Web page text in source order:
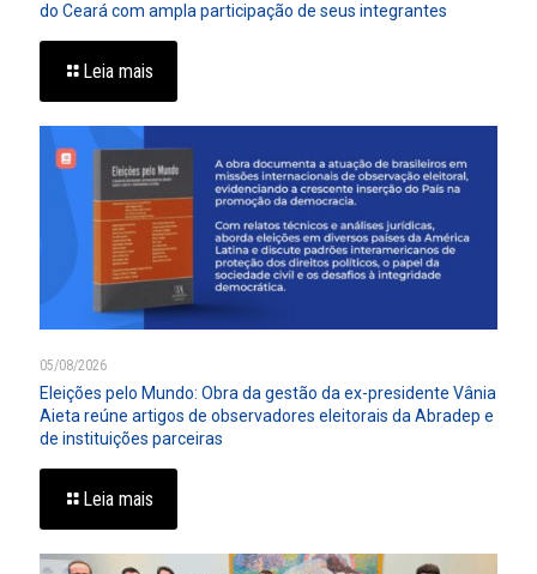
do Ceará com ampla participação de seus integrantes
Leia mais
05/08/2026
Eleições pelo Mundo: Obra da gestão da ex-presidente Vânia
Aieta reúne artigos de observadores eleitorais da Abradep e
de instituições parceiras
Leia mais